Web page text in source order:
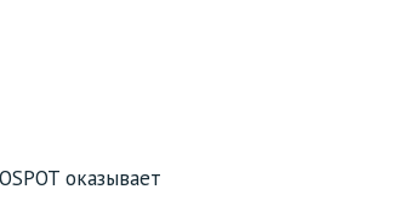
оказывает